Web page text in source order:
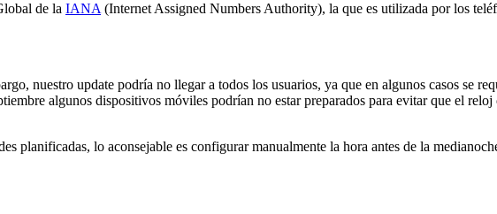
de la IANA(Internet Assigned Numbers Authority), la que es utilizada por los
nuestro update podría no llegar a todos los usuarios, ya que en algunos casos se
algunos dispositivos móviles podrían no estar preparados para evitar que el
planificadas, lo aconsejable es configurar manualmente la hora antes de la